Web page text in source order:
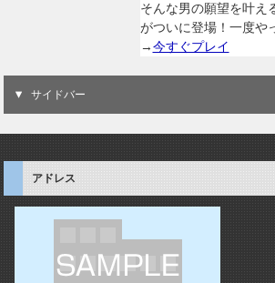
そんな男の願望を叶え
がついに登場！一度や
→今すぐプレイ
サイドバー
アドレス